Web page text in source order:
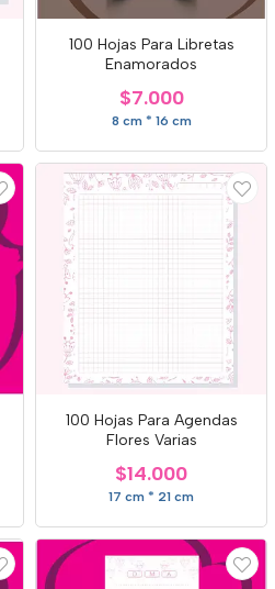
100 Hojas Para Libretas
Enamorados
$7.000
8 cm * 16 cm
100 Hojas Para Agendas
Flores Varias
$14.000
17 cm * 21 cm